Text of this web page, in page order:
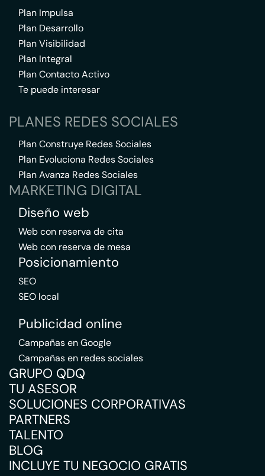
Plan Impulsa
Plan Desarrollo
Plan Visibilidad
Plan Integral
Plan Contacto Activo
Te puede interesar
PLANES REDES SOCIALES
Plan Construye Redes Sociales
Plan Evoluciona Redes Sociales
Plan Avanza Redes Sociales
MARKETING DIGITAL
Diseño web
Web con reserva de cita
Web con reserva de mesa
Posicionamiento
SEO
SEO local
Publicidad online
Campañas en Google
Campañas en redes sociales
GRUPO QDQ
TU ASESOR
SOLUCIONES CORPORATIVAS
PARTNERS
TALENTO
BLOG
INCLUYE TU NEGOCIO GRATIS